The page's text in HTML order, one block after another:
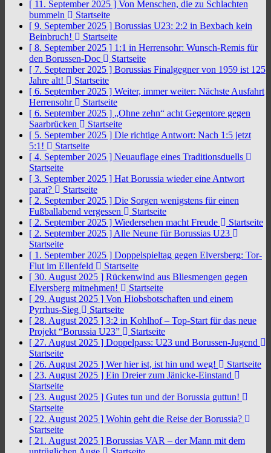
[ 11. September 2025 ] Von Menschen, die zu Schlachten
bummeln
Startseite
[ 9. September 2025 ] Borussias U23: 2:2 in Bexbach kein
Beinbruch!
Startseite
[ 8. September 2025 ] 1:1 in Herrensohr: Wunsch-Remis für
den Borussen-Doc
Startseite
[ 7. September 2025 ] Borussias Finalgegner von 1959 ist 125
Jahre alt!
Startseite
[ 6. September 2025 ] Weiter, immer weiter: Nächste Ausfahrt
Herrensohr
Startseite
[ 6. September 2025 ] „Ohne zehn“ acht Gegentore gegen
Saarbrücken
Startseite
[ 5. September 2025 ] Die richtige Antwort: Nach 1:5 jetzt
5:1!
Startseite
[ 4. September 2025 ] Neuauflage eines Traditionsduells
Startseite
[ 3. September 2025 ] Hat Borussia wieder eine Antwort
parat?
Startseite
[ 2. September 2025 ] Die Sorgen wenigstens für einen
Fußballabend vergessen
Startseite
[ 2. September 2025 ] Wiedersehen macht Freude
Startseite
[ 2. September 2025 ] Alle Neune für Borussias U23
Startseite
[ 1. September 2025 ] Doppelspieltag gegen Elversberg: Tor-
Flut im Ellenfeld
Startseite
[ 30. August 2025 ] Rückenwind aus Bliesmengen gegen
Elversberg mitnehmen!
Startseite
[ 29. August 2025 ] Von Hiobsbotschaften und einem
Pyrrhus-Sieg
Startseite
[ 28. August 2025 ] 3:2 in Kohlhof – Top-Start für das neue
Projekt “Borussia U23”
Startseite
[ 27. August 2025 ] Doppelpass: U23 und Borussen-Jugend
Startseite
[ 26. August 2025 ] Wer hier ist, ist hin und weg!
Startseite
[ 23. August 2025 ] Ein Dreier zum Jänicke-Einstand
Startseite
[ 23. August 2025 ] Gutes tun und der Borussia guttun!
Startseite
[ 22. August 2025 ] Wohin geht die Reise der Borussia?
Startseite
[ 21. August 2025 ] Borussias VAR – der Mann mit dem